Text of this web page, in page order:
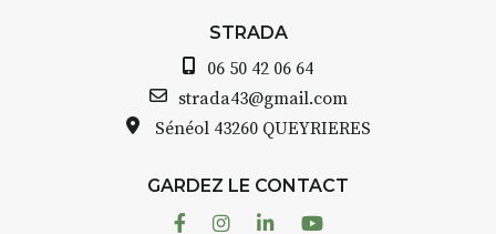
avez ouvert une galerie à
Auzon…
Bernard TURLE Le Fumoir n’est
pas une galerie permanente.
AuzonToujours organise
dans le village. Des artistes et
STRADA
06 50 42 06 64
strada43@gmail.com
Sénéol 43260 QUEYRIERES
GARDEZ LE CONTACT
FacebookInstagram
LinkedinYoutube